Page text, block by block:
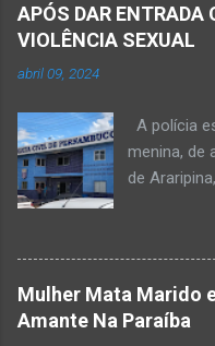
APÓS DAR ENTRADA
VIOLÊNCIA SEXUAL
abril 09, 2024
A polícia
menina, de
de
morte a
feira (8),
possível
na UPA da
Mulher Mata Marido
Amante Na Paraíba